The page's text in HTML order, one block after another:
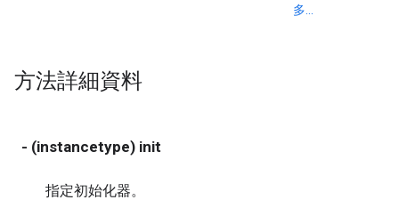
多...
方法詳細資料
- (instancetype) init
指定初始化器。